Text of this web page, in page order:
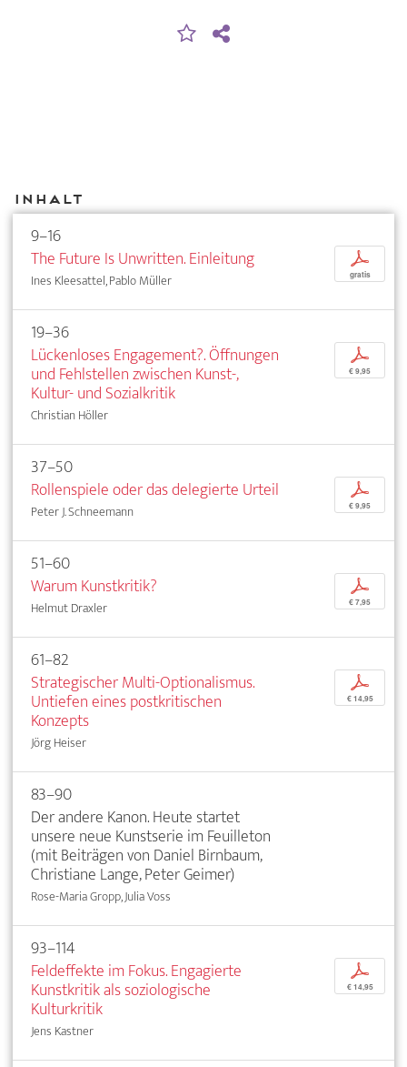
Inhalt
9–16
The Future Is Unwritten. Einleitung
Ines Kleesattel, Pablo Müller
p
gratis
19–36
Lückenloses Engagement?. Öffnungen
und Fehlstellen zwischen Kunst-,
Kultur- und Sozialkritik
Christian Höller
p
€ 9,95
37–50
Rollenspiele oder das delegierte Urteil
Peter J. Schneemann
p
€ 9,95
51–60
Warum Kunstkritik?
Helmut Draxler
p
€ 7,95
61–82
Strategischer Multi-Optionalismus.
Untiefen eines postkritischen
Konzepts
Jörg Heiser
p
€ 14,95
83–90
Der andere Kanon. Heute startet
unsere neue Kunstserie im Feuilleton
(mit Beiträgen von Daniel Birnbaum,
Christiane Lange, Peter Geimer)
Rose-Maria Gropp, Julia Voss
93–114
Feldeffekte im Fokus. Engagierte
Kunstkritik als soziologische
Kulturkritik
Jens Kastner
p
€ 14,95